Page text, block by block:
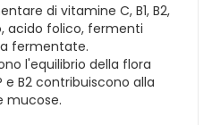
di vitamine C, B1, B2,
acido folico, fermenti
fermentate.
l'equilibrio della flora
e B2 contribuiscono alla
mucose.